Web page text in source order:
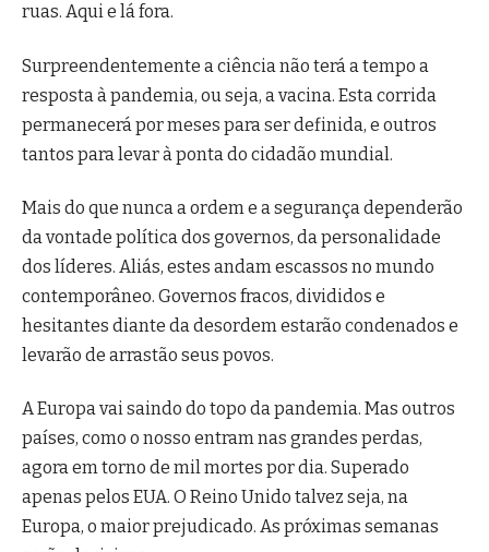
ruas. Aqui e lá fora.
Surpreendentemente a ciência não terá a tempo a
resposta à pandemia, ou seja, a vacina. Esta corrida
permanecerá por meses para ser definida, e outros
tantos para levar à ponta do cidadão mundial.
Mais do que nunca a ordem e a segurança dependerão
da vontade política dos governos, da personalidade
dos líderes. Aliás, estes andam escassos no mundo
contemporâneo. Governos fracos, divididos e
hesitantes diante da desordem estarão condenados e
levarão de arrastão seus povos.
A Europa vai saindo do topo da pandemia. Mas outros
países, como o nosso entram nas grandes perdas,
agora em torno de mil mortes por dia. Superado
apenas pelos EUA. O Reino Unido talvez seja, na
Europa, o maior prejudicado. As próximas semanas